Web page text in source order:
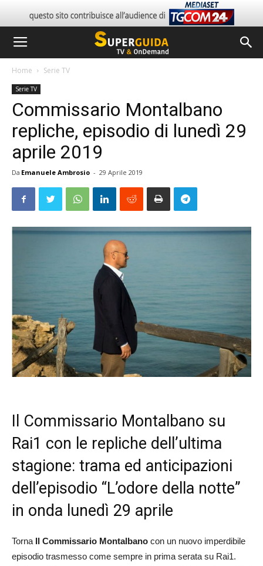
Home Serie TV
Serie TV
Commissario Montalbano
repliche, episodio di lunedì 29
aprile 2019
Da Emanuele Ambrosio - 29 Aprile 2019
Il Commissario Montalbano su
Rai1 con le repliche dell’ultima
stagione: trama ed anticipazioni
dell’episodio “L’odore della notte”
in onda lunedì 29 aprile
Torna Il Commissario Montalbano con un nuovo imperdibile
episodio trasmesso come sempre in prima serata su Rai1.